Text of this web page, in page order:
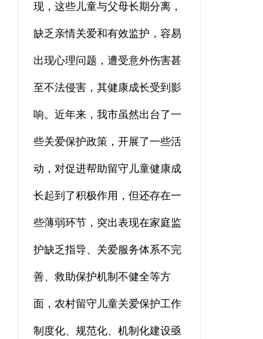
现，这些儿童与父母长期分离，
缺乏亲情关爱和有效监护，容易
出现心理问题，遭受意外伤害甚
至不法侵害，其健康成长受到影
响。近年来，我市虽然出台了一
些关爱保护政策，开展了一些活
动，对促进帮助留守儿童健康成
长起到了积极作用，但还存在一
些薄弱环节，突出表现在家庭监
护缺乏指导、关爱服务体系不完
善、救助保护机制不健全等方
面，农村留守儿童关爱保护工作
制度化、规范化、机制化建设亟